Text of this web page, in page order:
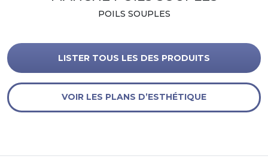
POILS SOUPLES
LISTER TOUS LES DES PRODUITS
VOIR LES PLANS D’ESTHÉTIQUE